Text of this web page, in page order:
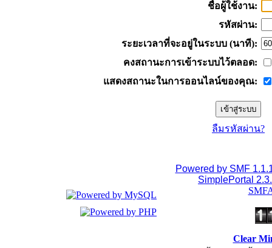
ชื่อผู้ใช้งาน:
รหัสผ่าน:
ระยะเวลาที่จะอยู่ในระบบ (นาที):
คงสถานะการเข้าระบบไว้ตลอด:
แสดงสถานะในการออนไลน์ของคุณ:
ลืมรหัสผ่าน?
Powered by SMF
SimplePortal
Clear